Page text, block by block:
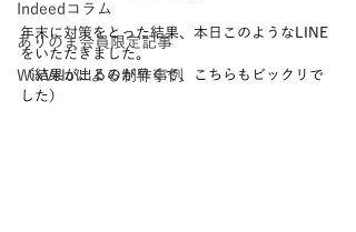
Indeedコラム
ありのま会員限定記事
WixVeloによる制作事例
年末に対策をとった結果、本日このようなLINE
をいただきました。
（結果が出るのが早くて、こちらもビックリで
した）